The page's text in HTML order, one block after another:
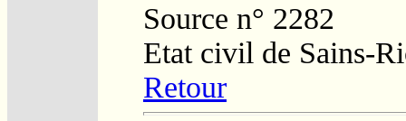
Source n° 2282
Etat civil de Sains-
Retour